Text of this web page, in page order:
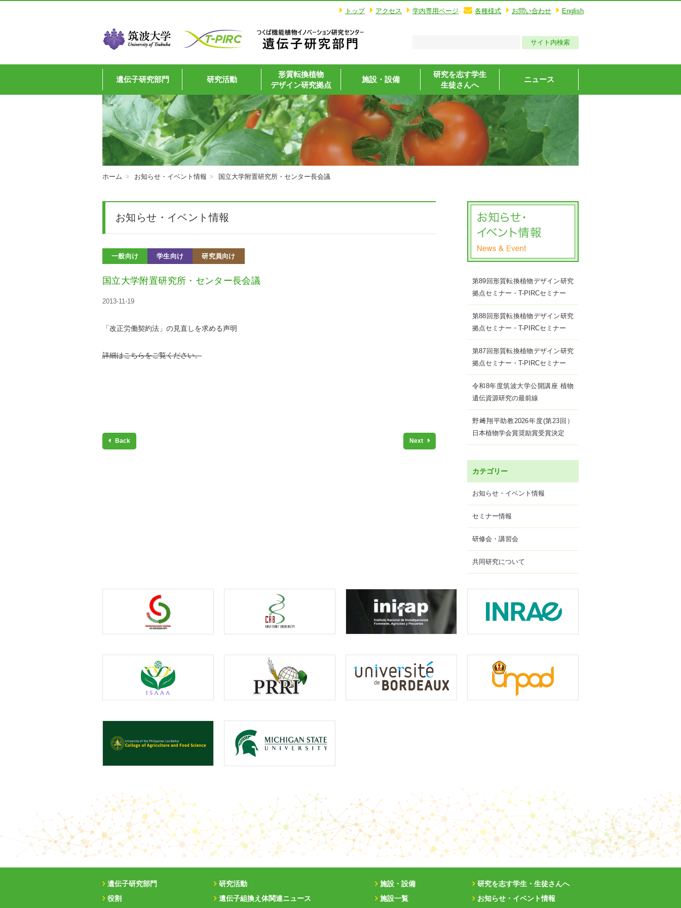
トップ アクセス 学内専用ページ 各種様式 お問い合わせ English
遺伝子研究部門 研究活動
形質転換植物
デザイン研究拠点
施設・設備
研究を志す学生
生徒さんへ
ニュース
ホーム お知らせ・イベント情報 国立大学附置研究所・センター長会議
お知らせ・イベント情報
一般向け 学生向け 研究員向け
国立大学附置研究所・センター長会議
2013-11-19
「改正労働契約法」の見直しを求める声明
詳細はこちらをご覧ください。
Back Next
第89回形質転換植物デザイン研究
拠点セミナー・T-PIRCセミナー
第88回形質転換植物デザイン研究
拠点セミナー・T-PIRCセミナー
第87回形質転換植物デザイン研究
拠点セミナー・T-PIRCセミナー
令和8年度筑波大学公開講座 植物
遺伝資源研究の最前線
野﨑翔平助教2026年度(第23回）
日本植物学会賞奨励賞受賞決定
カテゴリー
お知らせ・イベント情報
セミナー情報
研修会・講習会
共同研究について
遺伝子研究部門
役割
研究活動
遺伝子組換え体関連ニュース
施設・設備
施設一覧
研究を志す学生・生徒さんへ
お知らせ・イベント情報